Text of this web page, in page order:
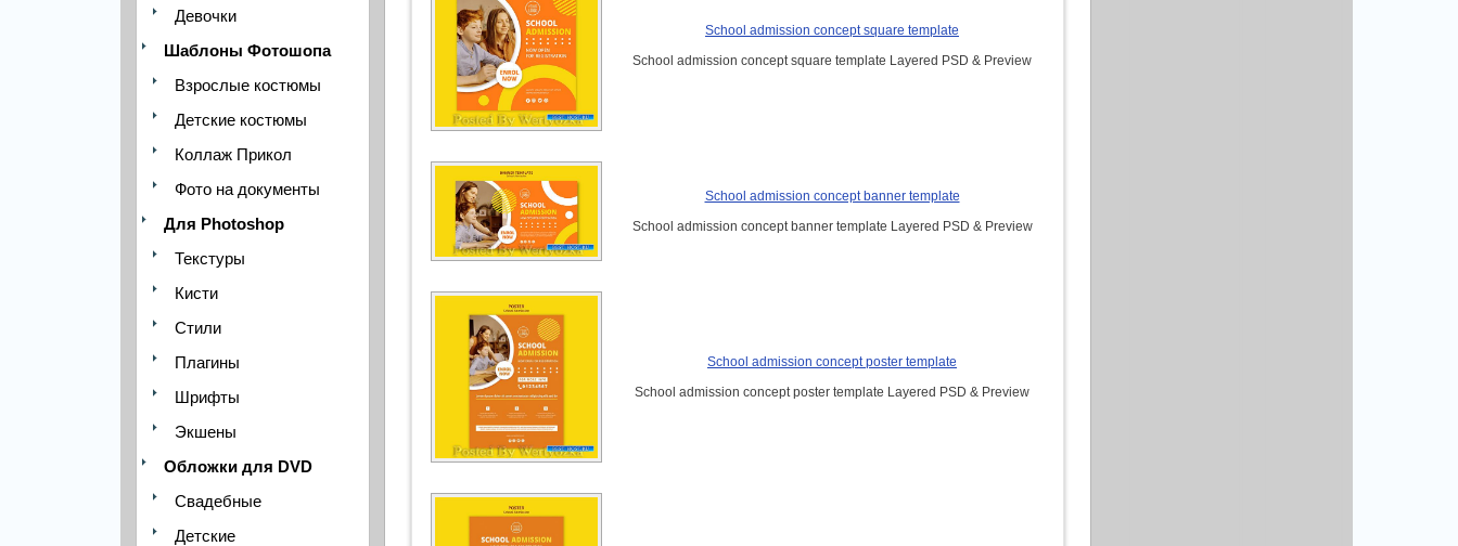
Девочки
Шаблоны Фотошопа
Взрослые костюмы
Детские костюмы
Коллаж Прикол
Фото на документы
Для Photoshop
Текстуры
Кисти
Стили
Плагины
Шрифты
Экшены
Обложки для DVD
Свадебные
Детские
School admission concept square template
School admission concept square template Layered PSD & Preview
School admission concept banner template
School admission concept banner template Layered PSD & Preview
School admission concept poster template
School admission concept poster template Layered PSD & Preview